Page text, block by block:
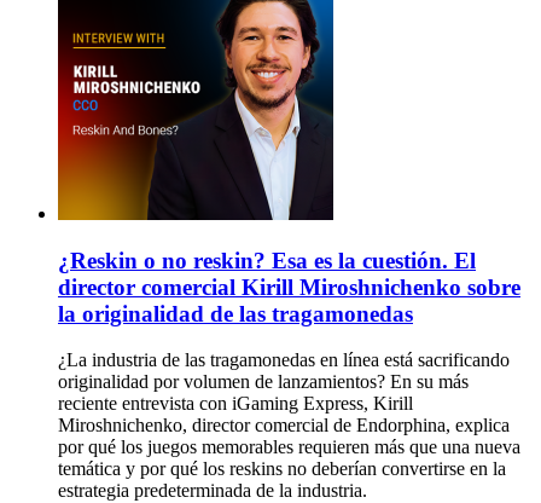
¿Reskin o no reskin? Esa es la cuestión. El
director comercial Kirill Miroshnichenko sobre
la originalidad de las tragamonedas
¿La industria de las tragamonedas en línea está sacrificando
originalidad por volumen de lanzamientos? En su más
reciente entrevista con iGaming Express, Kirill
Miroshnichenko, director comercial de Endorphina, explica
por qué los juegos memorables requieren más que una nueva
temática y por qué los reskins no deberían convertirse en la
estrategia predeterminada de la industria.